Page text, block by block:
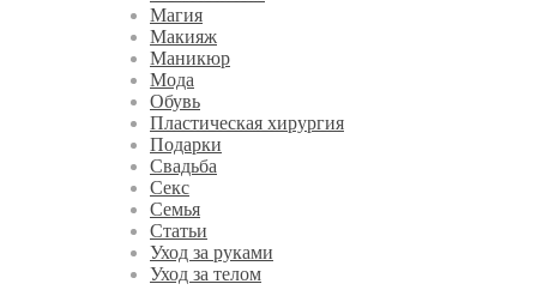
Магия
Макияж
Маникюр
Мода
Обувь
Пластическая хирургия
Подарки
Свадьба
Секс
Семья
Статьи
Уход за руками
Уход за телом